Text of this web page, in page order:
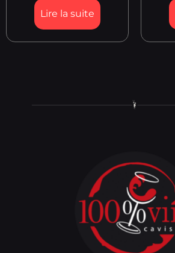
Lire la suite